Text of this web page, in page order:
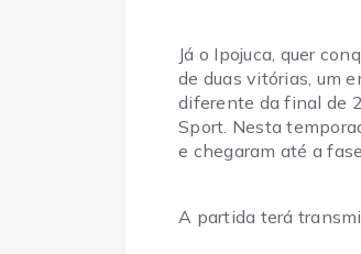
Já o Ipojuca, quer
de duas vitórias, um
diferente da final de
Sport. Nesta
e chegaram até a
A partida terá